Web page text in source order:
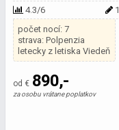
4.3/6 1
počet nocí: 7
strava: Polpenzia
letecky z letiska Viedeň
od € 890,-
za osobu vrátane poplatkov